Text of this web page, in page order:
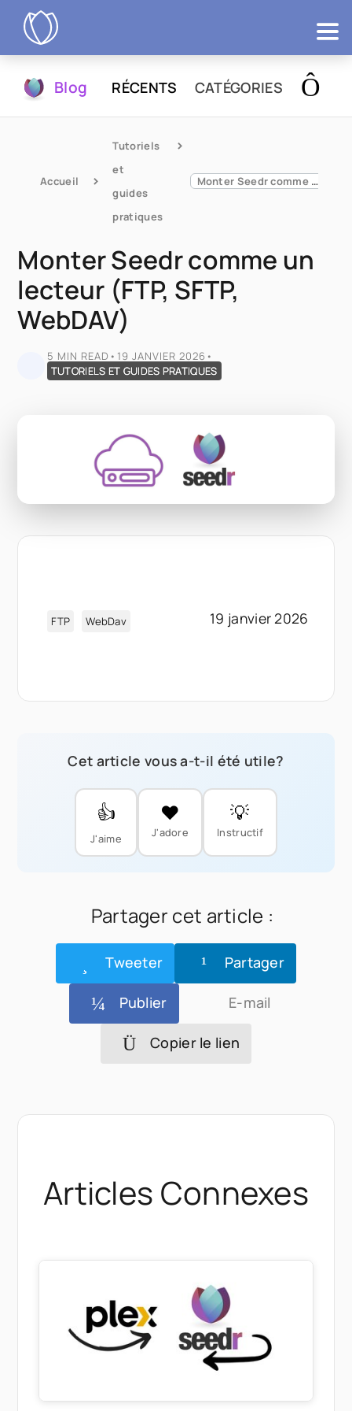
Essayer
Blog RÉCENTS CATÉGORIES
Accueil
Tutoriels
et
guides
pratiques
Monter Seedr comme un lecteur (FTP, SFTP, WebDAV)
Monter Seedr comme un
lecteur (FTP, SFTP,
WebDAV)
5 MIN READ • 19 JANVIER 2026 •
TUTORIELS ET GUIDES PRATIQUES
FTP WebDav 19 janvier 2026
Cet article vous a-t-il été utile?
👍
J'aime
❤️
J'adore
💡
Instructif
Partager cet article :
Tweeter Partager
Publier E-mail
Copier le lien
Articles Connexes